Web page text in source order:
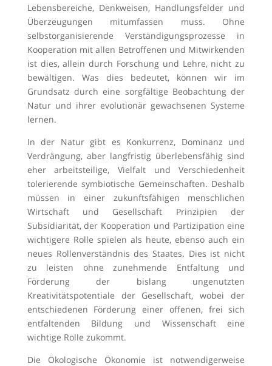
Lebensbereiche, Denkweisen, Handlungsfelder und
Überzeugungen mitumfassen muss. Ohne
selbstorganisierende Verständigungsprozesse in
Kooperation mit allen Betroffenen und Mitwirkenden
ist dies, allein durch Forschung und Lehre, nicht zu
bewältigen. Was dies bedeutet, können wir im
Grundsatz durch eine sorgfältige Beobachtung der
Natur und ihrer evolutionär gewachsenen Systeme
lernen.
In der Natur gibt es Konkurrenz, Dominanz und
Verdrängung, aber langfristig überlebensfähig sind
eher arbeitsteilige, Vielfalt und Verschiedenheit
tolerierende symbiotische Gemeinschaften. Deshalb
müssen in einer zukunftsfähigen menschlichen
Wirtschaft und Gesellschaft Prinzipien der
Subsidiarität, der Kooperation und Partizipation eine
wichtigere Rolle spielen als heute, ebenso auch ein
neues Rollenverständnis des Staates. Dies ist nicht
zu leisten ohne zunehmende Entfaltung und
Förderung der bislang ungenutzten
Kreativitätspotentiale der Gesellschaft, wobei der
entschiedenen Förderung einer offenen, frei sich
entfaltenden Bildung und Wissenschaft eine
wichtige Rolle zukommt.
Die Ökologische Ökonomie ist notwendigerweise